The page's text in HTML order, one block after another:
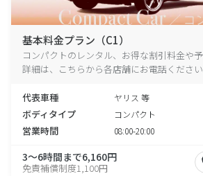
基本料金プラン（C1）
コンパクトのレンタル、お得な割引料金や
詳細は、こちらから各店舗にお電話ください
代表車種 ヤリス 等
ボディタイプ コンパクト
営業時間 08:00-20:00
3～6時間まで6,160円
免責補償制度1,100円